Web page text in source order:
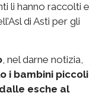
li hanno raccolti e
di Asti per gli
, nel darne notizia,
i bambini piccoli
esche al